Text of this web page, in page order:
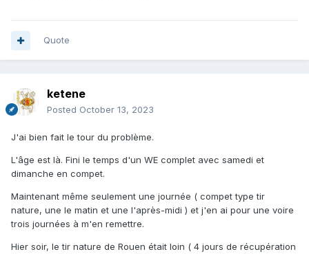
Quote
ketene
Posted October 13, 2023
J'ai bien fait le tour du problème.
L'âge est là. Fini le temps d'un WE complet avec samedi et
dimanche en compet.
Maintenant même seulement une journée ( compet type tir
nature, une le matin et une l'après-midi ) et j'en ai pour une voire
trois journées à m'en remettre.
Hier soir, le tir nature de Rouen était loin ( 4 jours de récupération